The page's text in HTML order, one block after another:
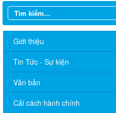
Giới thiệu
Tin Tức - Sự kiện
Văn bản
Cải cách hành chính